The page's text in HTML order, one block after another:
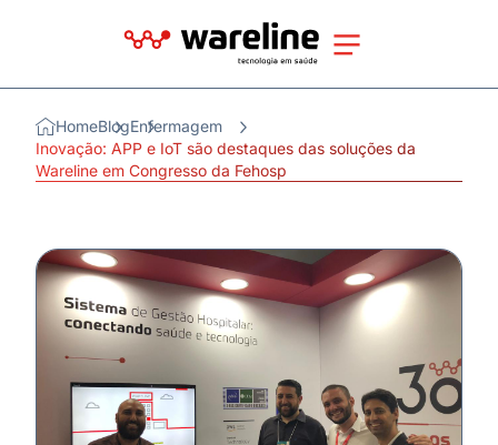
HomeBlogEnfermagem
Inovação: APP e IoT são destaques das soluções da
Wareline em Congresso da Fehosp